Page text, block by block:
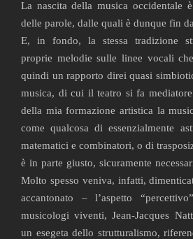
La nascita della musica occidentale
delle parole, dalle quali è dunque fin
E, in fondo, la stessa tradizione
proprie melodie sulle linee vocali
quindi un rapporto direi quasi
musica, di cui il teatro si fa
della mia formazione artistica la
come qualcosa di essenzialmente
matematici e combinatori, o di
è in parte giusto, sicuramente
Molto spesso veniva, infatti,
accantonato – l’aspetto
musicologi viventi, Jean-Jacques
un esegeta dello strutturalismo,